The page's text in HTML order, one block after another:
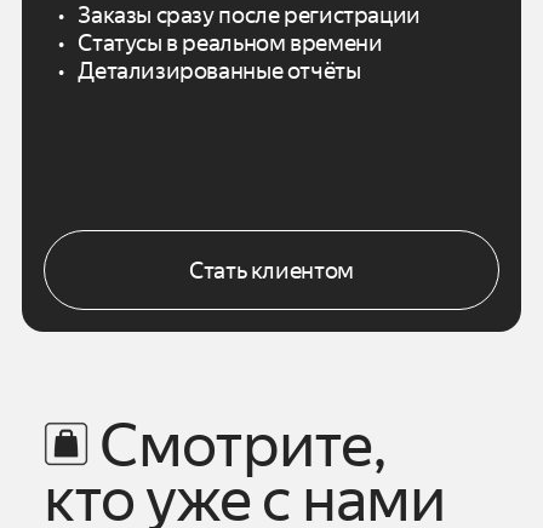
Заказы сразу после регистрации
Статусы в реальном времени
Детализированные отчёты
Стать клиентом
Смотрите,
кто уже с нами